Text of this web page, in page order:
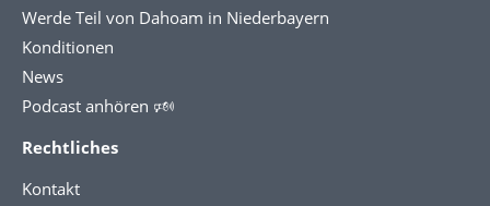
Werde Teil von Dahoam in Niederbayern
Konditionen
News
Podcast anhören 🕬
Rechtliches
Kontakt